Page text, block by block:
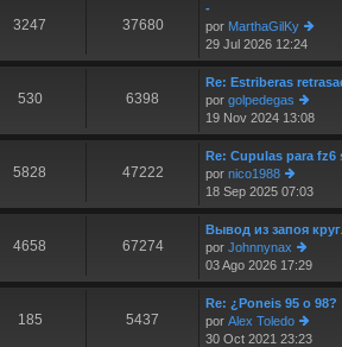
aj
o
m
e
n
s
aj
e
3247 37680
-
por MarthaGilKy
er
últ
im
o
m
e
n
aj
e
29 Jul 2026 12:24
530 6398
Re: Estriberas
por golpedegas
er
últ
im
m
e
n
s
aj
e
19 Nov 2024 13:08
5828 47222
Re: Cupulas para fz6
por nico1988
er
últ
im
o
m
e
n
s
aj
18 Sep 2025 07:03
4658 67274
Вывод из запоя
por Johnnynax
er
últ
im
o
m
03 Ago 2026 17:29
185 5437
Re: ¿Poneis 95 o 98?
por Alex Toledo
er
30 Oct 2021 23:23